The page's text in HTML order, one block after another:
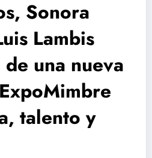
Sonora
Lambis
una nueva
talento y